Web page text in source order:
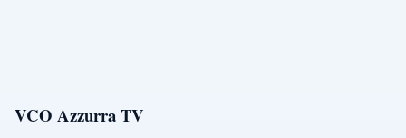
VCO Azzurra TV